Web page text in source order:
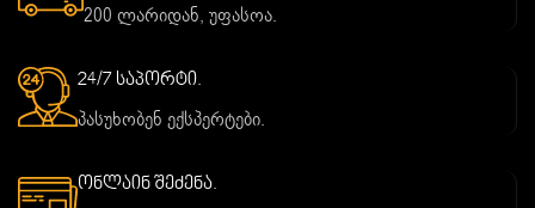
200 ლარიდან, უფასოა.
24/7 საპორტი.
პასუხობენ ექსპერტები.
ონლაინ შეძენა.